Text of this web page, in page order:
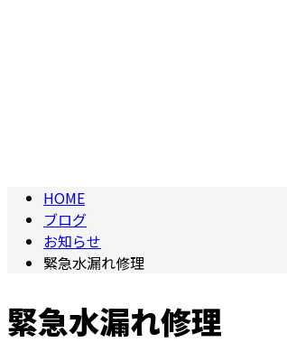
HOME
ブログ
お知らせ
緊急水漏れ修理
緊急水漏れ修理